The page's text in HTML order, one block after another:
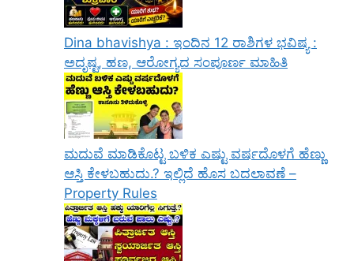
Dina bhavishya : ಇಂದಿನ 12 ರಾಶಿಗಳ ಭವಿಷ್ಯ :
ಅದೃಷ್ಟ, ಹಣ, ಆರೋಗ್ಯದ ಸಂಪೂರ್ಣ ಮಾಹಿತಿ
ಮದುವೆ ಮಾಡಿಕೊಟ್ಟ ಬಳಿಕ ಎಷ್ಟು ವರ್ಷದೊಳಗೆ ಹೆಣ್ಣು
ಆಸ್ತಿ ಕೇಳಬಹುದು.? ಇಲ್ಲಿದೆ ಹೊಸ ಬದಲಾವಣೆ –
Property Rules